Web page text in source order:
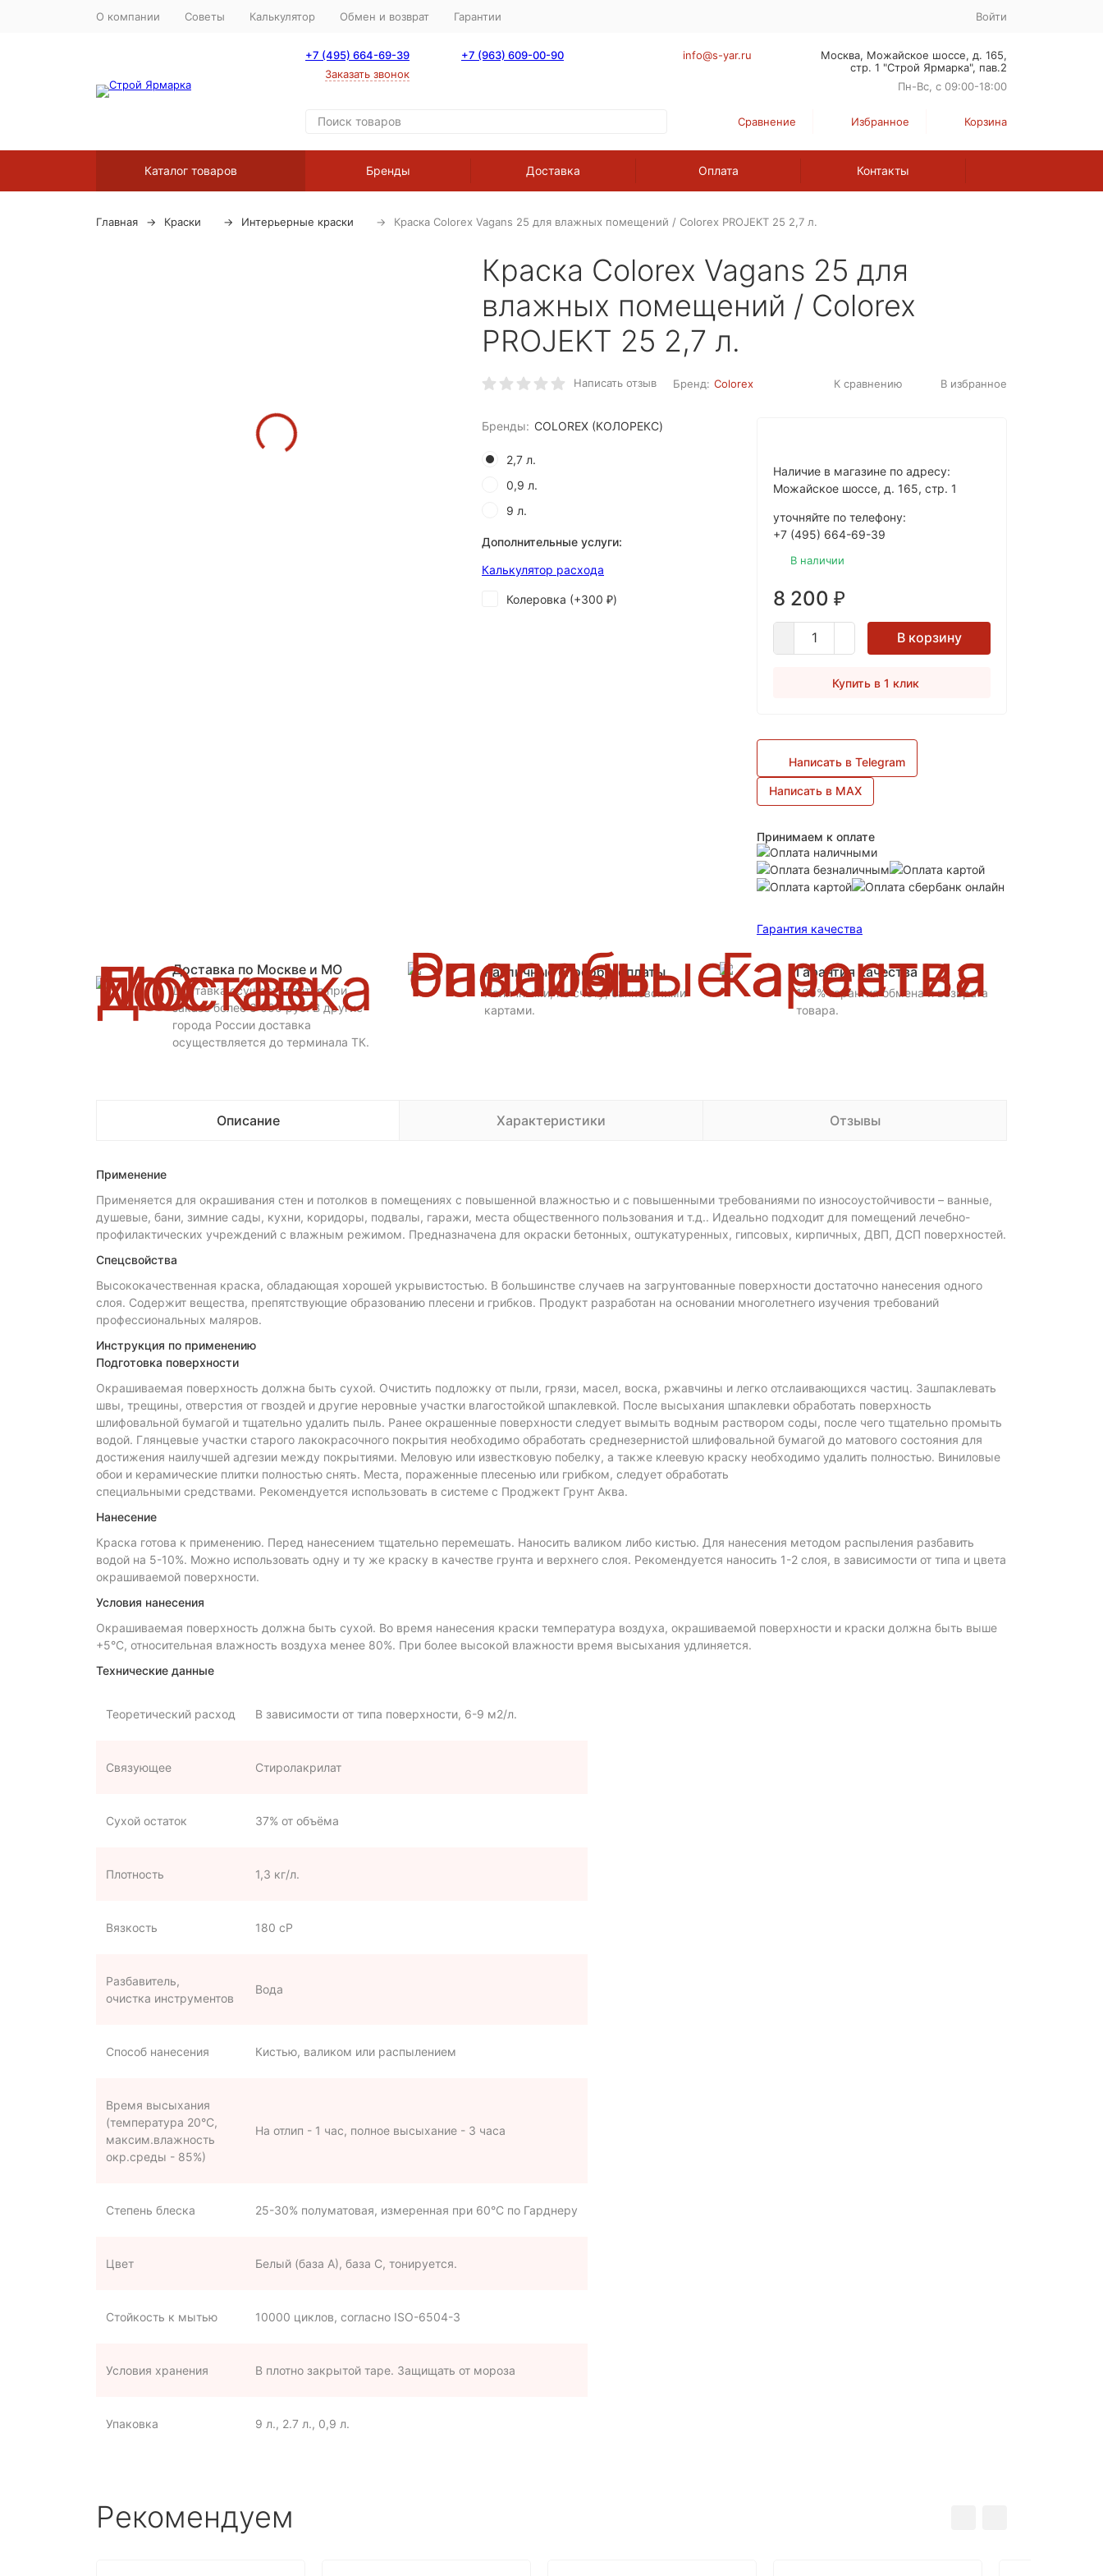
О компании Советы Калькулятор Обмен и возврат Гарантии Войти
+7 (495) 664-69-39
Заказать звонок
+7 (963) 609-00-90 info@s-yar.ru
Москва, Можайское шоссе, д. 165,
стр. 1 "Строй Ярмарка", пав.2
Пн-Вс, с 09:00-18:00
Сравнение Избранное Корзина
Каталог товаров Бренды Доставка Оплата Контакты
Главная Краски Интерьерные краски Краска Colorex Vagans 25 для влажных помещений / Colorex PROJEKT 25 2,7 л.
Краска Colorex Vagans 25 для
влажных помещений / Colorex
PROJEKT 25 2,7 л.
Написать отзыв Бренд: Colorex К сравнению В избранное
Бренды: COLOREX (КОЛОРЕКС)
2,7 л.
0,9 л.
9 л.
Дополнительные услуги:
Калькулятор расхода
Колеровка (+300 ₽)
Наличие в магазине по адресу:
Можайское шоссе, д. 165, стр. 1
уточняйте по телефону:
+7 (495) 664-69-39
В наличии
8 200 ₽
В корзину
Купить в 1 клик
Написать в Telegram
Написать в MAX
Принимаем к оплате
Гарантия качества
Доставка по Москве и МО
Доставка осуществляется при
заказе более 3 000 руб. В другие
города России доставка
осуществляется до терминала ТК.
Различные способы оплаты
Наличными, по счету, банковскими
картами.
Гарантия качества
100% гарантия обмена и возврата
товара.
Описание Характеристики Отзывы
Применение
Применяется для окрашивания стен и потолков в помещениях с повышенной влажностью и с повышенными требованиями по износоустойчивости – ванные,
душевые, бани, зимние сады, кухни, коридоры, подвалы, гаражи, места общественного пользования и т.д.. Идеально подходит для помещений лечебно-
профилактических учреждений с влажным режимом. Предназначена для окраски бетонных, оштукатуренных, гипсовых, кирпичных, ДВП, ДСП поверхностей.
Спецсвойства
Высококачественная краска, обладающая хорошей укрывистостью. В большинстве случаев на загрунтованные поверхности достаточно нанесения одного
слоя. Содержит вещества, препятствующие образованию плесени и грибков. Продукт разработан на основании многолетнего изучения требований
профессиональных маляров.
Инструкция по применению
Подготовка поверхности
Окрашиваемая поверхность должна быть сухой. Очистить подложку от пыли, грязи, масел, воска, ржавчины и легко отслаивающихся частиц. Зашпаклевать
швы, трещины, отверстия от гвоздей и другие неровные участки влагостойкой шпаклевкой. После высыхания шпаклевки обработать поверхность
шлифовальной бумагой и тщательно удалить пыль. Ранее окрашенные поверхности следует вымыть водным раствором соды, после чего тщательно промыть
водой. Глянцевые участки старого лакокрасочного покрытия необходимо обработать среднезернистой шлифовальной бумагой до матового состояния для
достижения наилучшей адгезии между покрытиями. Меловую или известковую побелку, а также клеевую краску необходимо удалить полностью. Виниловые
обои и керамические плитки полностью снять. Места, пораженные плесенью или грибком, следует обработать
специальными средствами. Рекомендуется использовать в системе с Проджект Грунт Аква.
Нанесение
Краска готова к применению. Перед нанесением тщательно перемешать. Наносить валиком либо кистью. Для нанесения методом распыления разбавить
водой на 5-10%. Можно использовать одну и ту же краску в качестве грунта и верхнего слоя. Рекомендуется наносить 1-2 слоя, в зависимости от типа и цвета
окрашиваемой поверхности.
Условия нанесения
Окрашиваемая поверхность должна быть сухой. Во время нанесения краски температура воздуха, окрашиваемой поверхности и краски должна быть выше
+5°C, относительная влажность воздуха менее 80%. При более высокой влажности время высыхания удлиняется.
Технические данные
Теоретический расход В зависимости от типа поверхности, 6-9 м2/л.
Связующее Стиролакрилат
Сухой остаток 37% от объёма
Плотность 1,3 кг/л.
Вязкость 180 сР
Разбавитель,
очистка инструментов
Вода
Способ нанесения Кистью, валиком или распылением
Время высыхания
(температура 20°С,
максим.влажность
окр.среды - 85%)
На отлип - 1 час, полное высыхание - 3 часа
Степень блеска 25-30% полуматовая, измеренная при 60°С по Гарднеру
Цвет Белый (база А), база С, тонируется.
Стойкость к мытью 10000 циклов, согласно ISO-6504-3
Условия хранения В плотно закрытой таре. Защищать от мороза
Упаковка 9 л., 2.7 л., 0,9 л.
Рекомендуем